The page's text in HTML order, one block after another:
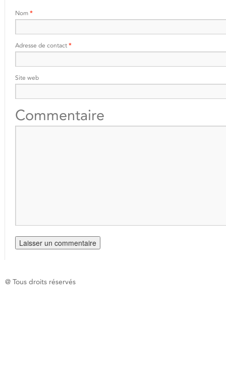
Nom *
Adresse de contact *
Site web
Commentaire
@ Tous droits réservés